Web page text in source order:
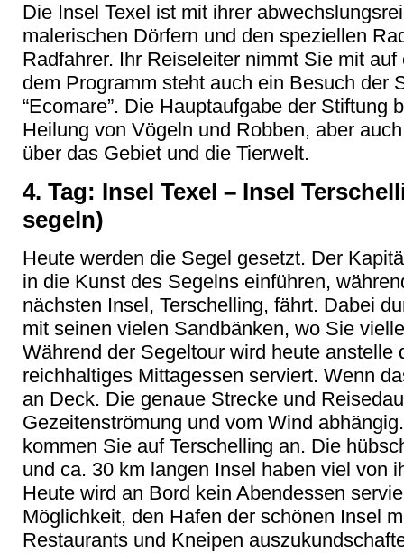
Die Insel Texel ist mit ihrer
malerischen Dörfern und den speziellen
Radfahrer. Ihr Reiseleiter nimmt Sie mit
dem Programm steht auch ein Besuch der
“Ecomare”. Die Hauptaufgabe der Stiftung
Heilung von Vögeln und Robben, aber
über das Gebiet und die Tierwelt.
4. Tag: Insel Texel – Insel
segeln)
Heute werden die Segel gesetzt. Der
in die Kunst des Segelns einführen,
nächsten Insel, Terschelling, fährt. Dabei
mit seinen vielen Sandbänken, wo Sie
Während der Segeltour wird heute anstelle
reichhaltiges Mittagessen serviert. Wenn
an Deck. Die genaue Strecke und
Gezeitenströmung und vom Wind
kommen Sie auf Terschelling an. Die
und ca. 30 km langen Insel haben viel von
Heute wird an Bord kein Abendessen
Möglichkeit, den Hafen der schönen Insel
Restaurants und Kneipen